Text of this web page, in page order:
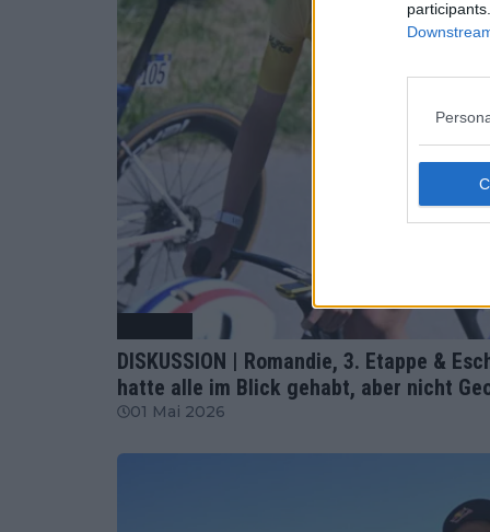
DISKUSSION | Romandie, 3. Etappe &
hatte alle im Blick gehabt, aber nicht
01 Mai 2026